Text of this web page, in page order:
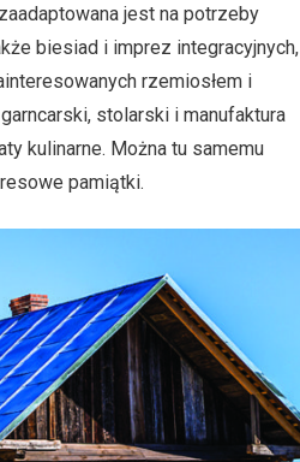
jest na potrzeby
biesiad i imprez integracyjnych,
rzemiosłem i
stolarski i manufaktura
kulinarne. Można tu samemu
pamiątki.